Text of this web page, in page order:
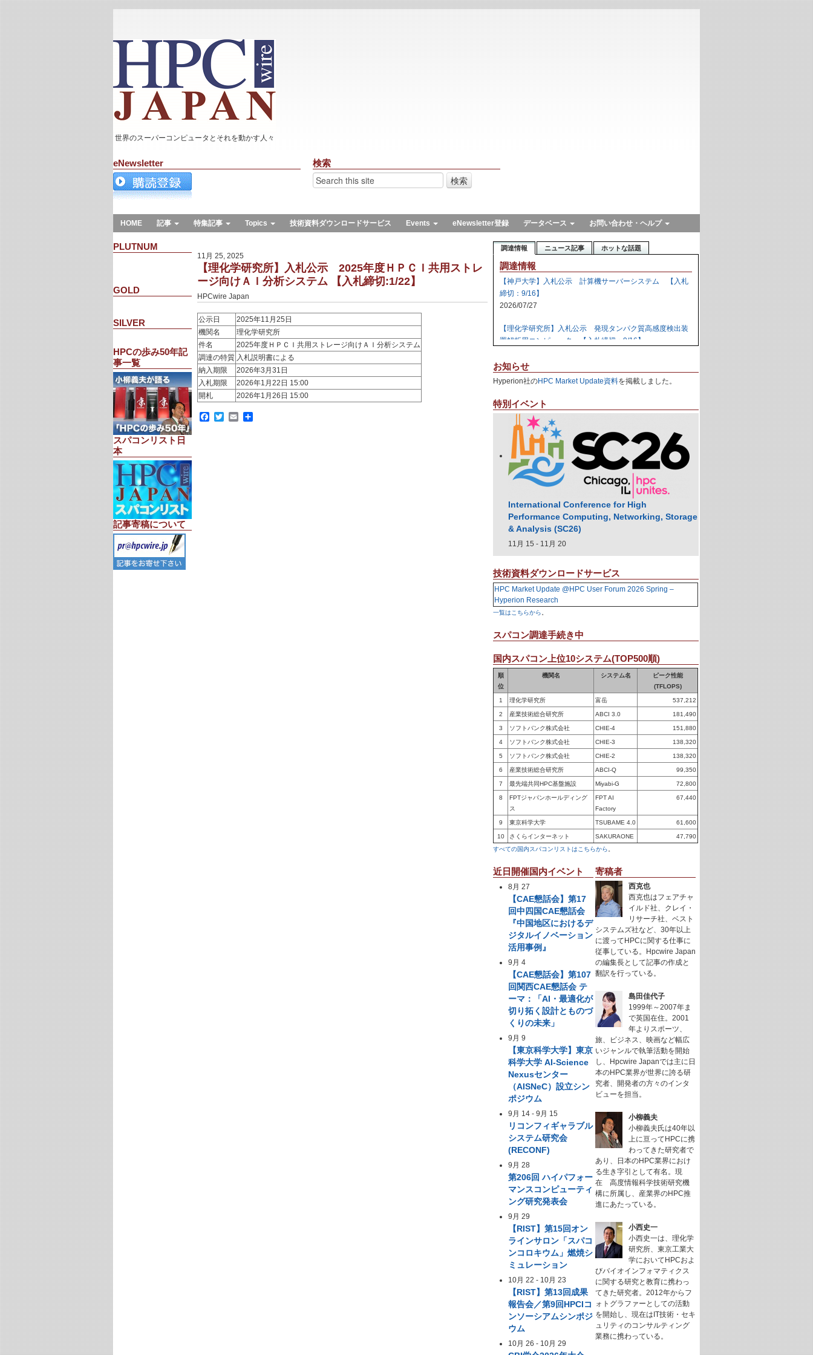
世界のスーパーコンピュータとそれを動かす人々
eNewsletter 検索
HOME 記事 特集記事 Topics 技術資料ダウンロードサービス Events eNewsletter登録 データベース お問い合わせ・ヘルプ
PLUTNUM
GOLD
SILVER
HPCの歩み50年記
事一覧
スパコンリスト日
本
記事寄稿について
11月 25, 2025
【理化学研究所】入札公示 2025年度ＨＰＣＩ共用ストレ
ージ向けＡＩ分析システム 【入札締切:1/22】
HPCwire Japan
公示日
2025年11月25日
機関名
理化学研究所
件名
2025年度ＨＰＣＩ共用ストレージ向けＡＩ分析システム
調達の特質 入札説明書による
納入期限
2026年3月31日
入札期限
2026年1月22日 15:00
開札
2026年1月26日 15:00
Facebook
TwitterEmail
共
調達情報 ニュース記事 ホットな話題
調達情報
【神戸大学】入札公示 計算機サーバーシステム 【入札
締切：9/16】
2026/07/27
【理化学研究所】入札公示 発現タンパク質高感度検出装
置解析用コンピュータ 【入札締切：9/16】
【日本原子力研究開発機構】資料招請 ＧＰＵ計算機シス
2026/07/24
【日本原子力研究開発機構】入札公示 炉心損傷解析用ク
ラスタ計算機の購入 【入札締切：9/29】
2026/07/23
【高知大学】落札公示 人工知能用計算ノード 【株式会
社エレパ】 31,988,000円
お知らせ
Hyperion社のHPC Market Update資料を掲載しました。
特別イベント
International Conference for High
Performance Computing, Networking, Storage
& Analysis (SC26)
11月 15 - 11月 20
技術資料ダウンロードサービス
HPC Market Update @HPC User Forum 2026 Spring –
Hyperion Research
一覧はこちらから
スパコン調達手続き中
国内スパコン上位10システム(TOP500順)
順
位
機関名 システム名
ピーク性能
(TFLOPS)
1 理化学研究所 富岳 537,212
2 産業技術総合研究所 ABCI 3.0 181,490
3 ソフトバンク株式会社 CHIE-4 151,880
4 ソフトバンク株式会社 CHIE-3 138,320
5 ソフトバンク株式会社 CHIE-2 138,320
6 産業技術総合研究所 ABCI-Q 99,350
7 最先端共同HPC基盤施設 Miyabi-G 72,800
8
FPTジャパンホールディング
ス
FPT AI
Factory
67,440
9 東京科学大学 TSUBAME 4.0 61,600
10 さくらインターネット SAKURAONE
47,790
すべての国内スパコンリストはこちらから
近日開催国内イベント
8月 27
【CAE懇話会】第17
回中四国CAE懇話会
『中国地区におけるデ
ジタルイノベーション
活用事例』
9月 4
【CAE懇話会】第107
回関西CAE懇話会 テ
ーマ：「AI・最適化が
切り拓く設計とものづ
くりの未来」
9月 9
【東京科学大学】東京
科学大学 AI-Science
Nexusセンター
（AISNeC）設立シン
ポジウム
9月 14 -9月 15
リコンフィギャラブル
システム研究会
(RECONF)
9月 28
第206回 ハイパフォー
マンスコンピューティ
ング研究発表会
9月 29
【RIST】第15回オン
ラインサロン「スパコ
ンコロキウム」燃焼シ
ミュレーション
10月 22 - 10月 23
【RIST】第13回成果
報告会／第9回HPCIコ
ンソーシアムシンポジ
ウム
10月 26 - 10月 29
寄稿者
西克也
西克也はフェアチャ
イルド社、クレイ・
リサーチ社、ベスト
システムズ社など、30年以上
に渡ってHPCに関する仕事に
従事している。Hpcwire Japan
の編集長として記事の作成と
翻訳を行っている。
島田佳代子
1999年～2007年ま
で英国在住。2001
年よりスポーツ、
旅、ビジネス、映画など幅広
いジャンルで執筆活動を開始
し、Hpcwire Japanでは主に日
本のHPC業界が世界に誇る研
究者、開発者の方々のインタ
ビューを担当。
小柳義夫
小柳義夫氏は40年以
上に亘ってHPCに携
わってきた研究者で
あり、日本のHPC業界におけ
る生き字引として有名。現
在 高度情報科学技術研究機
構に所属し、産業界のHPC推
進にあたっている。
小西史一
小西史一は、理化学
研究所、東京工業大
学においてHPCおよ
びバイオインフォマティクス
に関する研究と教育に携わっ
てきた研究者。2012年からフ
ォトグラファーとしての活動
を開始し、現在はIT技術・セキ
ュリティのコンサルティング
業務に携わっている。